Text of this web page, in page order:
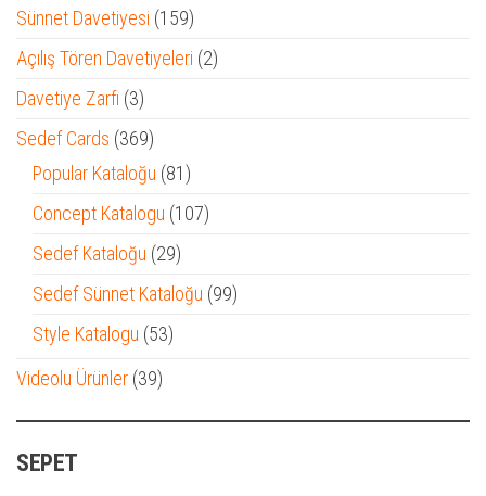
ürün
Sünnet Davetiyesi 159159
ürün
Açılış Tören Davetiyeleri 22
Davetiye Zarfı 33
ürün
Sedef Cards 369369
ürün
Popular Kataloğu 8181
ürün
Concept Katalogu 107107
Sedef Kataloğu 2929
ürün
Sedef Sünnet Kataloğu 9999
Style Katalogu 5353
Videolu Ürünler 3939
SEPET